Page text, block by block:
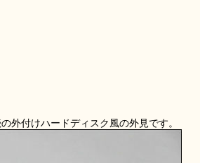
外付けハードディスク風の外見です。